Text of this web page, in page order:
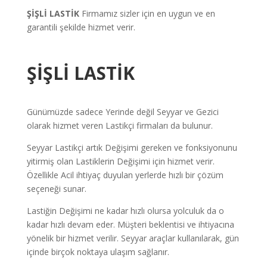
ŞİŞLİ LASTİK Firmamız sizler için en uygun ve en
garantili şekilde hizmet verir.
ŞİŞLİ LASTİK
Günümüzde sadece Yerinde değil Seyyar ve Gezici
olarak hizmet veren Lastikçi firmaları da bulunur.
Seyyar Lastikçi artık Değişimi gereken ve fonksiyonunu
yitirmiş olan Lastiklerin Değişimi için hizmet verir.
Özellikle Acil ihtiyaç duyulan yerlerde hızlı bir çözüm
seçeneği sunar.
Lastiğin Değişimi ne kadar hızlı olursa yolculuk da o
kadar hızlı devam eder. Müşteri beklentisi ve ihtiyacına
yönelik bir hizmet verilir. Seyyar araçlar kullanılarak, gün
içinde birçok noktaya ulaşım sağlanır.